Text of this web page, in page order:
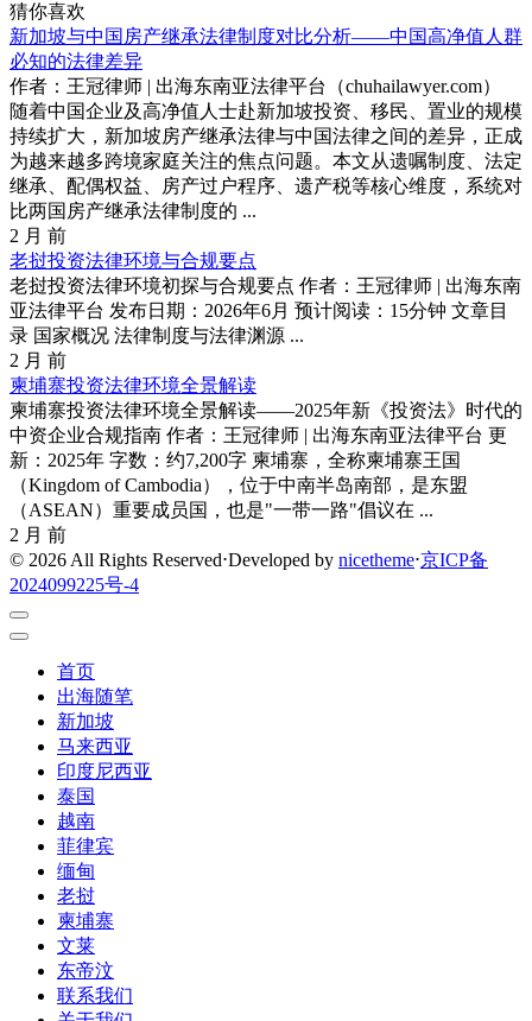
猜你喜欢
新加坡与中国房产继承法律制度对比分析——中国高净值人群
必知的法律差异
作者：王冠律师 | 出海东南亚法律平台（chuhailawyer.com）
随着中国企业及高净值人士赴新加坡投资、移民、置业的规模
持续扩大，新加坡房产继承法律与中国法律之间的差异，正成
为越来越多跨境家庭关注的焦点问题。本文从遗嘱制度、法定
继承、配偶权益、房产过户程序、遗产税等核心维度，系统对
比两国房产继承法律制度的 ...
2 月 前
老挝投资法律环境与合规要点
老挝投资法律环境初探与合规要点 作者：王冠律师 | 出海东南
亚法律平台 发布日期：2026年6月 预计阅读：15分钟 文章目
录 国家概况 法律制度与法律渊源 ...
2 月 前
柬埔寨投资法律环境全景解读
柬埔寨投资法律环境全景解读——2025年新《投资法》时代的
中资企业合规指南 作者：王冠律师 | 出海东南亚法律平台 更
新：2025年 字数：约7,200字 柬埔寨，全称柬埔寨王国
（Kingdom of Cambodia），位于中南半岛南部，是东盟
（ASEAN）重要成员国，也是"一带一路"倡议在 ...
2 月 前
© 2026 All Rights Reserved⋅Developed by nicetheme⋅京ICP备
2024099225号-4
首页
出海随笔
新加坡
马来西亚
印度尼西亚
泰国
越南
菲律宾
缅甸
老挝
柬埔寨
文莱
东帝汶
联系我们